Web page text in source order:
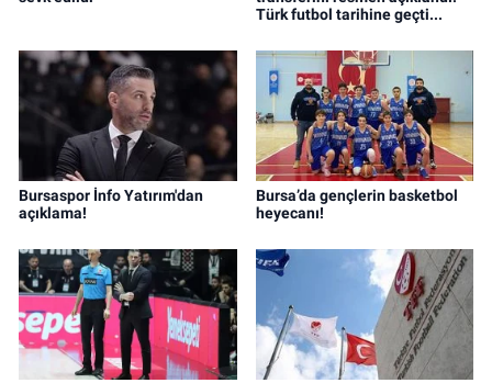
Türk futbol tarihine geçti...
Bursaspor İnfo Yatırım'dan
açıklama!
Bursa’da gençlerin basketbol
heyecanı!